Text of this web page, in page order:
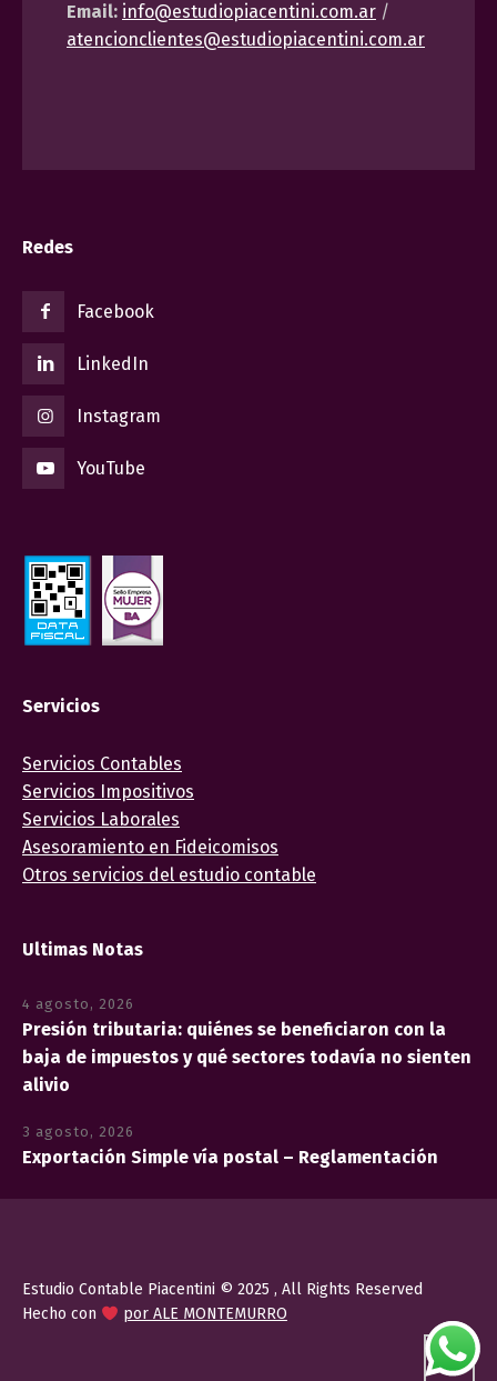
Email: info@estudiopiacentini.com.ar /
atencionclientes@estudiopiacentini.com.ar
Redes
Facebook
LinkedIn
Instagram
YouTube
Servicios
Servicios Contables
Servicios Impositivos
Servicios Laborales
Asesoramiento en Fideicomisos
Otros servicios del estudio contable
Ultimas Notas
4 agosto, 2026
Presión tributaria: quiénes se beneficiaron con la
baja de impuestos y qué sectores todavía no sienten
alivio
3 agosto, 2026
Exportación Simple vía postal – Reglamentación
Estudio Contable Piacentini © 2025 , All Rights Reserved
Hecho con
por ALE MONTEMURRO